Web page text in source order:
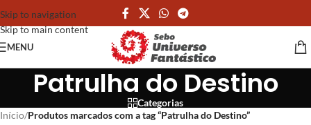
Skip to navigation
Skip to main content
MENU
Patrulha do Destino
Categorias
Início/Produtos marcados com a tag “Patrulha do Destino”